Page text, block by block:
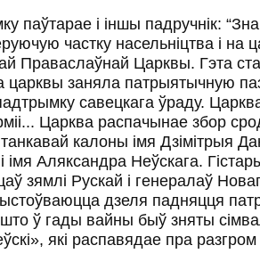
паўтарае і іншы падручнік:
частку насельніцтва і на
Праваслаўнай Царквы. Гэта
царквы заняла патрыятычную
савецкага ўраду.
Царква распачынае збор
калоны імя Дзімітрыя
імя Аляксандра Неўскага.
зямлі Рускай і генералаў
дзеля падняцця
ў гады вайны быў зняты
які распавядае пра